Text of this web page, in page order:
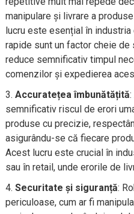
manipulare și livrare a
lucru este esențial în
rapide sunt un factor cheie
reduce semnificativ timpul
comenzilor și expedierea
Accuratețea îmbunătățită
semnificativ riscul de erori
produse cu precizie,
asigurându-se că fiecare
Acest lucru este crucial în
sau în retail, unde erorile de
Securitate și siguranță:
periculoase, cum ar fi